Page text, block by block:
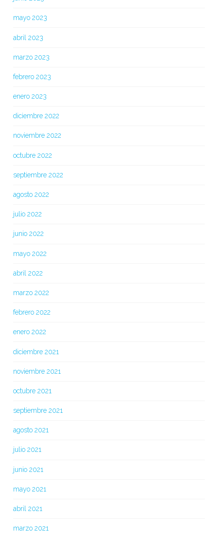
mayo 2023
abril 2023
marzo 2023
febrero 2023
enero 2023
diciembre 2022
noviembre 2022
octubre 2022
septiembre 2022
agosto 2022
julio 2022
junio 2022
mayo 2022
abril 2022
marzo 2022
febrero 2022
enero 2022
diciembre 2021
noviembre 2021
octubre 2021
septiembre 2021
agosto 2021
julio 2021
junio 2021
mayo 2021
abril 2021
marzo 2021